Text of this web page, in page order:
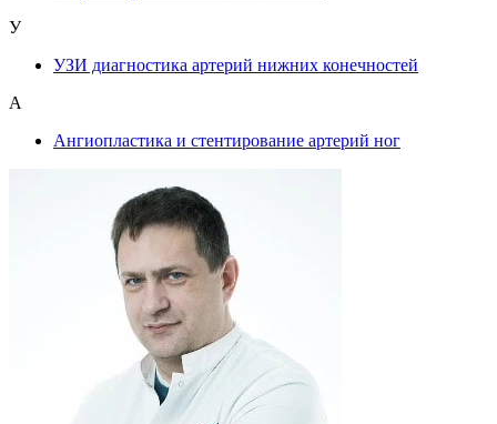
У
УЗИ диагностика артерий нижних конечностей
А
Ангиопластика и стентирование артерий ног